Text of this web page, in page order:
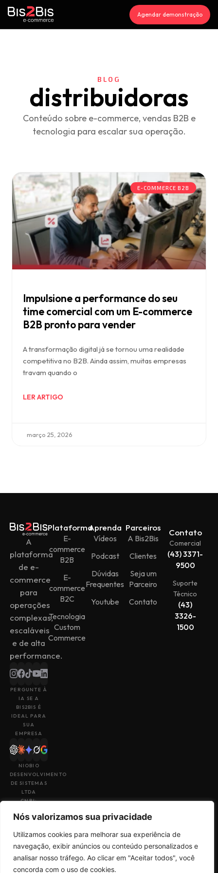
Nós valorizamos sua privacidade
Utilizamos cookies para melhorar sua experiência de
navegação, exibir anúncios ou conteúdo personalizados e
analisar nosso tráfego. Ao clicar em "Aceitar todos", você
concorda com o uso de cookies.
Agendar demonstração
BLOG
distribuidoras
Conteúdo sobre e-commerce, vendas B2B e
tecnologia para escalar sua operação.
E-COMMERCE B2B
Impulsione a performance do seu
time comercial com um E-commerce
B2B pronto para vender
A transformação digital já se tornou uma realidade
competitiva no B2B. Ainda assim, muitas empresas
travam quando o
LER ARTIGO
março 25, 2026
A
plataforma
de e-
commerce
para
operações
complexas,
escaláveis
e de alta
performance.
PERGUNTE À
IA SE A
BIS2BIS É
IDEAL PARA
SUA
EMPRESA
NIOBIO
DESENVOLVIMENTO
DE SISTEMAS
LTDA
CNPJ:
49
Plataforma
E-
commerce
B2B
E-
commerce
B2C
Tecnologia
Custom
Commerce
Aprenda
Vídeos
Podcast
Dúvidas
Frequentes
Youtube
Parceiros
A Bis2Bis
Clientes
Seja um
Parceiro
Contato
Contato
Comercial
(43) 3371-
9500
Suporte
Técnico
(43)
3326-
1500
Termos de Uso